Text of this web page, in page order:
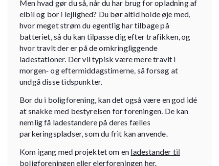
Men hvad gør du så, når du har brug for opladning af
elbil og bor i lejlighed? Du bør altid holde øje med,
hvor meget strøm du egentlig har tilbage på
batteriet, så du kan tilpasse dig efter trafikken, og
hvor travlt der er på de omkringliggende
ladestationer. Der vil typisk være mere travlt i
morgen- og eftermiddagstimerne, så forsøg at
undgå disse tidspunkter.
Bor du i boligforening, kan det også være en god idé
at snakke med bestyrelsen for foreningen. De kan
nemlig få ladestandere på deres fælles
parkeringspladser, som du frit kan anvende.
Kom igang med projektet om en ladestander til
boligforeningen eller ejerforeningen her.